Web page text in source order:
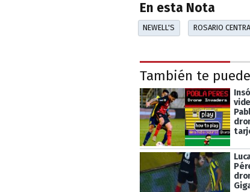
En esta Nota
NEWELL'S ROSARIO
También te